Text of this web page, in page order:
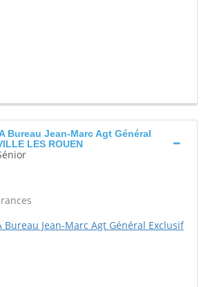
Bureau Jean-Marc Agt Général
LES ROUEN
Bureau Jean-Marc Agt Général Exclusif